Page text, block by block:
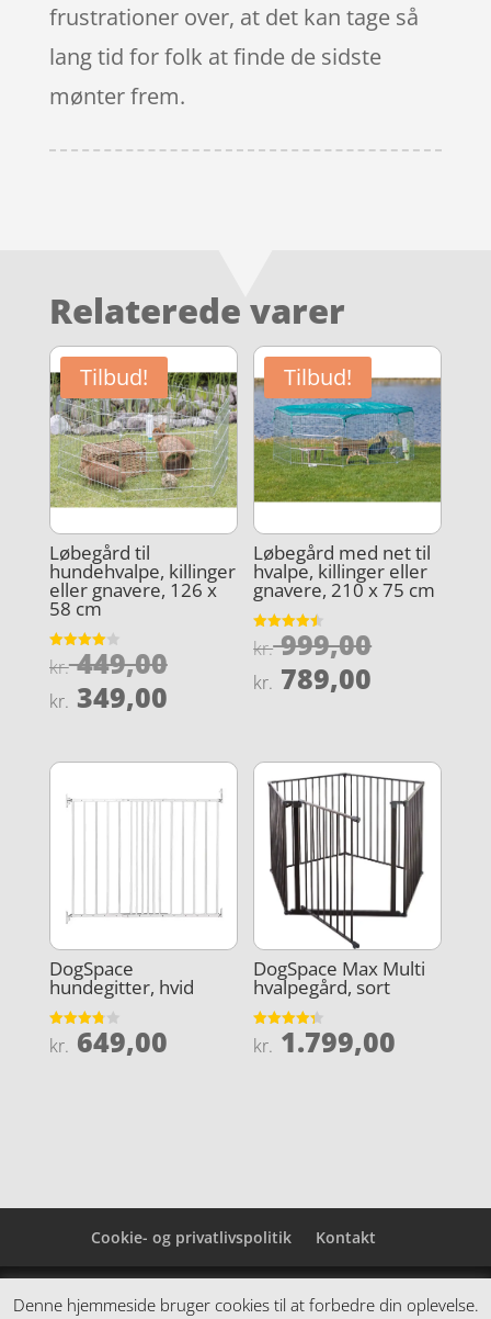
frustrationer over, at det kan tage så
lang tid for folk at finde de sidste
mønter frem.
Relaterede varer
Tilbud!
Løbegård til
hundehvalpe, killinger
eller gnavere, 126 x
58 cm
Vurderet
4
kr.449,00Den
oprindelige
kr. 449,00.
kr. 349,00Den
pris
kr. 349,00.
Tilbud!
Løbegård med net til
hvalpe, killinger eller
gnavere, 210 x 75 cm
Vurderet
4.5
kr.999,00Den
kr.
kr. 789,00
er:
kr.
DogSpace
hundegitter, hvid
Vurderet
3.8
kr. 649,00
DogSpace Max Multi
hvalpegård, sort
Vurderet
4.3
kr. 1.799,00
Cookie- og privatlivspolitik Kontakt
Denne hjemmeside samler et bredt udvalg af
Denne hjemmeside bruger cookies til at forbedre din oplevelse.